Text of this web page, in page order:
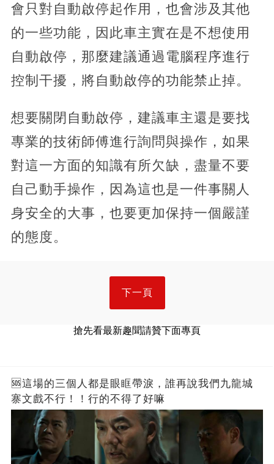
會只對自動啟停起作用，也會涉及其他
的一些功能，因此車主實在是不想使用
自動啟停，那麼建議通過電腦程序進行
控制干擾，將自動啟停的功能禁止掉。
想要關閉自動啟停，建議車主還是要找
專業的技術師傅進行詢問與操作，如果
對這一方面的知識有所欠缺，盡量不要
自己動手操作，因為這也是一件事關人
身安全的大事，也要更加保持一個嚴謹
的態度。
下一頁
搶先看最新趣聞請贊下面專頁
🆘這場的三個人都是眼眶帶淚，誰再說我們九龍城
寨文戲不行！！行的不得了好嘛